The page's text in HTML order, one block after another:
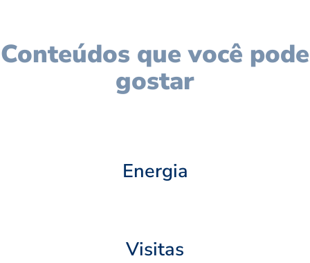
Conteúdos que você pode
gostar
Energia
Visitas